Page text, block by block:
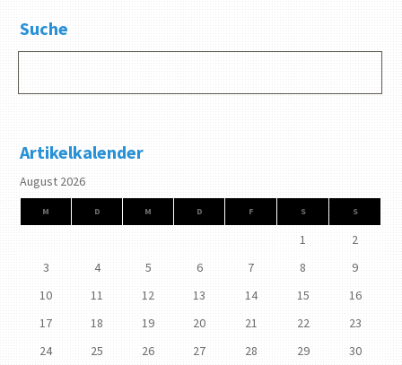
Suche
Artikelkalender
August 2026
M D M D F S S
1
2
3
4 5 6 7 8
9
10
11 12 13 14 15
16
17
18 19 20 21 22
23
24
25 26 27 28 29
30